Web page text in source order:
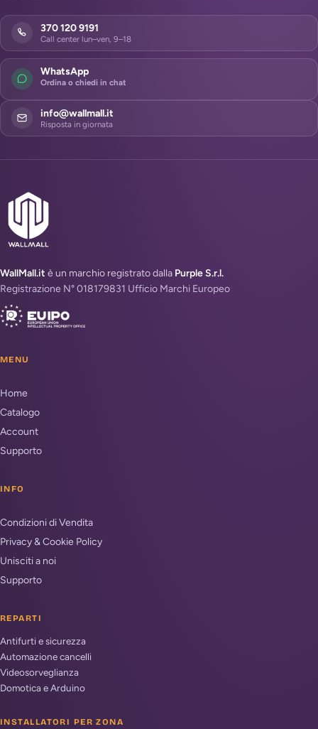
370 120 9191
Call center lun–ven, 9–18
WhatsApp
Ordina o chiedi in chat
info@wallmall.it
Risposta in giornata
WallMall.it è un marchio registrato dalla Purple S.r.l.
Registrazione N° 018179831 Ufficio Marchi Europeo
MENU
Home
Catalogo
Account
Supporto
INFO
Condizioni di Vendita
Privacy & Cookie Policy
Unisciti a noi
Supporto
REPARTI
Antifurti e sicurezza
Automazione cancelli
Videosorveglianza
Domotica e Arduino
INSTALLATORI PER ZONA